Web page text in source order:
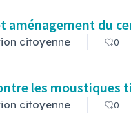
aménagement du
citoyenne 0
les moustiques
citoyenne 0